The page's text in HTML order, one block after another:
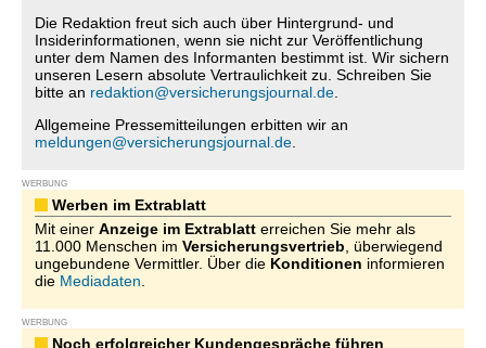
Die Redaktion freut sich auch über Hintergrund- und
Insiderinformationen, wenn sie nicht zur Veröffentlichung
unter dem Namen des Informanten bestimmt ist. Wir sichern
unseren Lesern absolute Vertraulichkeit zu. Schreiben Sie
bitte an redaktion@versicherungsjournal.de
Allgemeine Pressemitteilungen erbitten wir an
meldungen@versicherungsjournal.de
WERBUNG
Werben im Extrablatt
Mit einer Anzeige im Extrablatt erreichen Sie mehr als
11.000 Menschen im Versicherungsvertrieb , überwiegend
ungebundene Vermittler. Über die Konditionen informieren
die Mediadaten
WERBUNG
Noch erfolgreicher Kundengespräche führen